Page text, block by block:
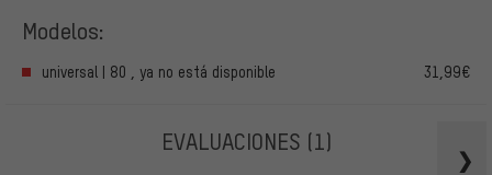
Modelos:
universal | 80 , ya no está disponible 31,99€
EVALUACIONES (1)